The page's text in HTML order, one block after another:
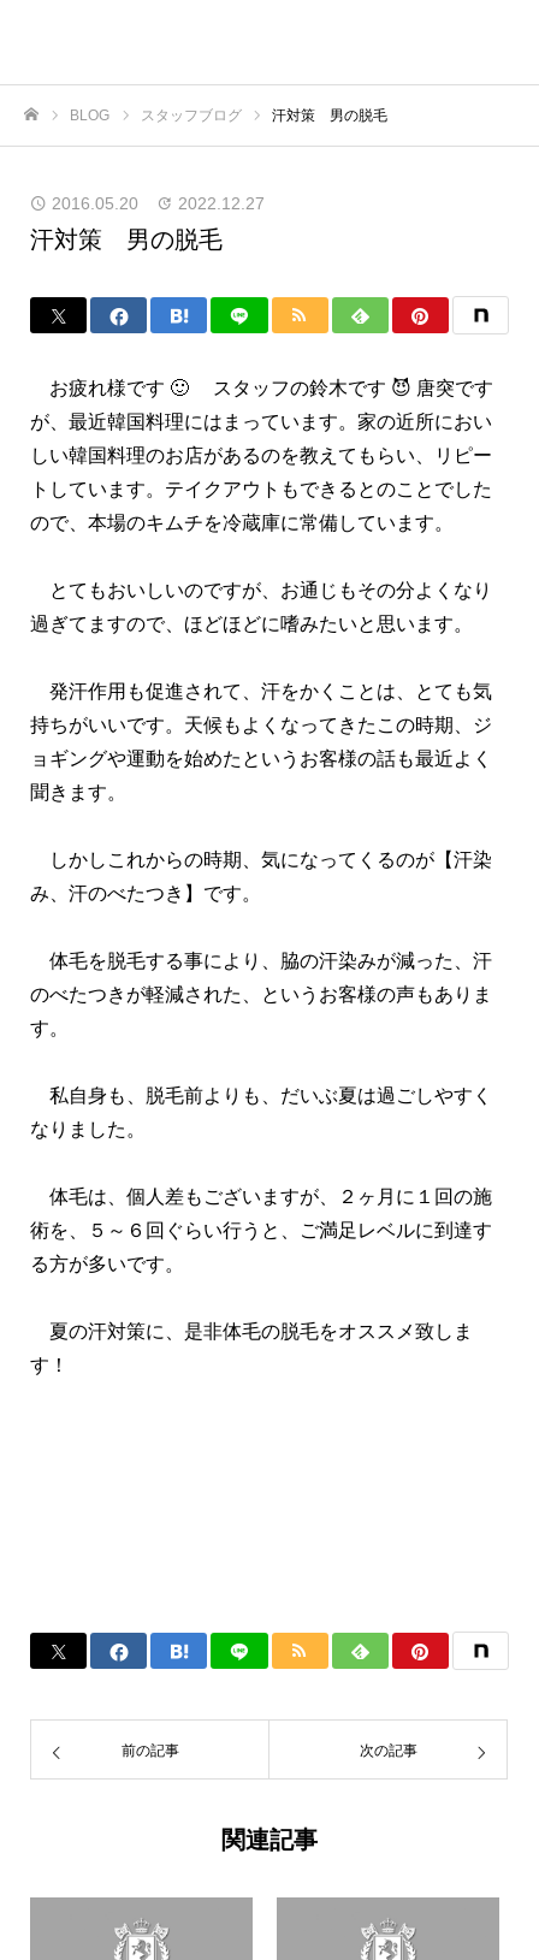
BLOG スタッフブログ 汗対策 男の脱毛
2016.05.20 2022.12.27
汗対策 男の脱毛
お疲れ様です 🙂 スタッフの鈴木です 😈 唐突です
が、最近韓国料理にはまっています。家の近所におい
しい韓国料理のお店があるのを教えてもらい、リピー
トしています。テイクアウトもできるとのことでした
ので、本場のキムチを冷蔵庫に常備しています。
とてもおいしいのですが、お通じもその分よくなり
過ぎてますので、ほどほどに嗜みたいと思います。
発汗作用も促進されて、汗をかくことは、とても気
持ちがいいです。天候もよくなってきたこの時期、ジ
ョギングや運動を始めたというお客様の話も最近よく
聞きます。
しかしこれからの時期、気になってくるのが【汗染
み、汗のべたつき】です。
体毛を脱毛する事により、脇の汗染みが減った、汗
のべたつきが軽減された、というお客様の声もありま
す。
私自身も、脱毛前よりも、だいぶ夏は過ごしやすく
なりました。
体毛は、個人差もございますが、２ヶ月に１回の施
術を、５～６回ぐらい行うと、ご満足レベルに到達す
る方が多いです。
夏の汗対策に、是非体毛の脱毛をオススメ致しま
す！
前の記事 次の記事
関連記事